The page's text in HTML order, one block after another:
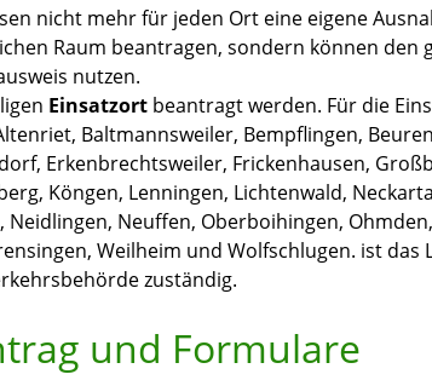
nicht mehr für jeden Ort eine eigene
Raum beantragen, sondern können den
nutzen.
Einsatzort beantragt werden. Für die
Baltmannsweiler, Bempflingen,
Erkenbrechtsweiler, Frickenhausen,
Köngen, Lenningen, Lichtenwald,
Neidlingen, Neuffen, Oberboihingen,
Weilheim und Wolfschlugen. ist das
zuständig.
und Formulare